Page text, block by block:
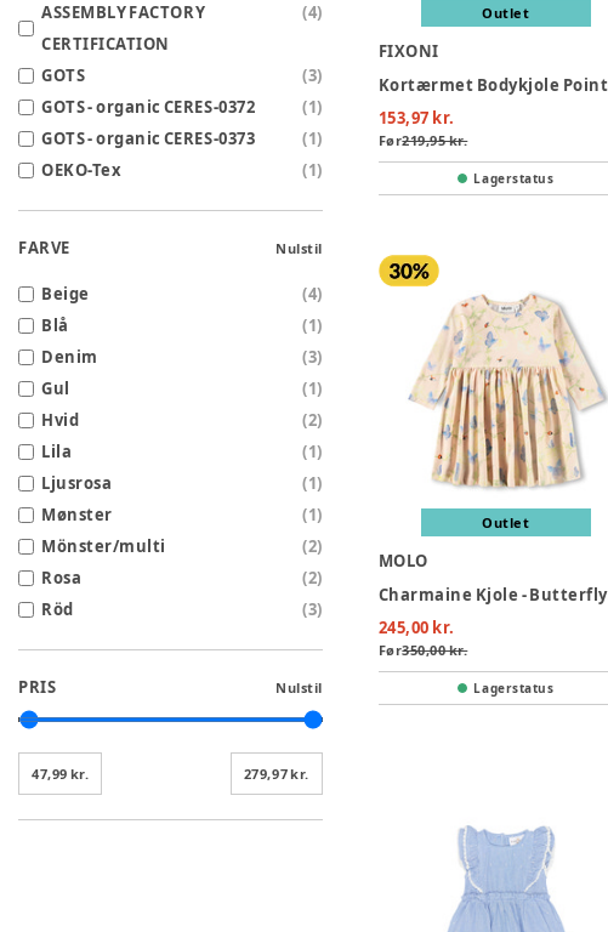
ASSEMBLY FACTORY
CERTIFICATION
(4)
GOTS (3)
GOTS - organic CERES-0372
(1)
GOTS - organic CERES-0373
(1)
OEKO-Tex
(1)
FARVE Nulstil
Beige (4)
Blå
(1)
Denim
(3)
Gul
(1)
Hvid
(2)
Lila
(1)
Ljusrosa
(1)
Mønster
(1)
Mönster/multi
(2)
Rosa
(2)
Röd
(3)
PRIS Nulstil
47,99 kr. 279,97 kr.
Outlet
FIXONI
153,97 kr.
Før219,95 kr.
Lagerstatus
Outlet
MOLO
245,00 kr.
Før350,00 kr.
Lagerstatus